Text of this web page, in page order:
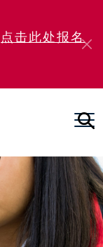
点击此处报名